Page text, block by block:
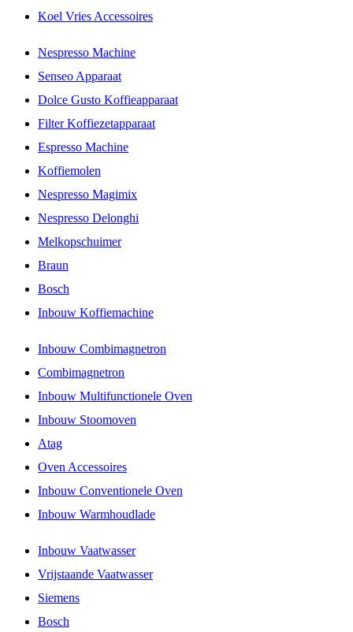
Koel Vries Accessoires
Nespresso Machine
Senseo Apparaat
Dolce Gusto Koffieapparaat
Filter Koffiezetapparaat
Espresso Machine
Koffiemolen
Nespresso Magimix
Nespresso Delonghi
Melkopschuimer
Braun
Bosch
Inbouw Koffiemachine
Inbouw Combimagnetron
Combimagnetron
Inbouw Multifunctionele Oven
Inbouw Stoomoven
Atag
Oven Accessoires
Inbouw Conventionele Oven
Inbouw Warmhoudlade
Inbouw Vaatwasser
Vrijstaande Vaatwasser
Siemens
Bosch